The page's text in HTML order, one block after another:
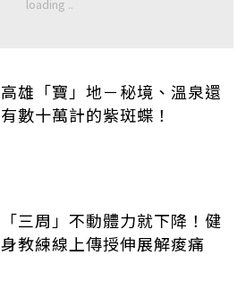
高雄「寶」地－秘境、溫泉還
有數十萬計的紫斑蝶！
「三周」不動體力就下降！健
身教練線上傳授伸展解痠痛